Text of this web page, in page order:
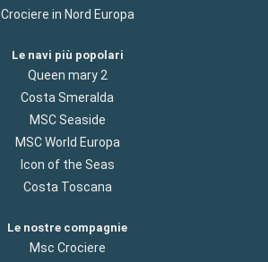
Crociere in Nord Europa
Le navi più popolari
Queen mary 2
Costa Smeralda
MSC Seaside
MSC World Europa
Icon of the Seas
Costa Toscana
Le nostre compagnie
Msc Crociere